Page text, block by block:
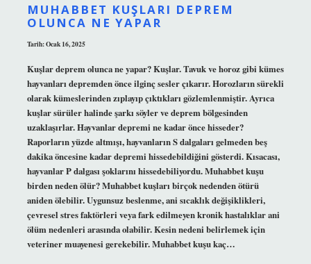
MUHABBET KUŞLARI DEPREM
OLUNCA NE YAPAR
Tarih: Ocak 16, 2025
Kuşlar deprem olunca ne yapar? Kuşlar. Tavuk ve horoz gibi kümes
hayvanları depremden önce ilginç sesler çıkarır. Horozların sürekli
olarak kümeslerinden zıplayıp çıktıkları gözlemlenmiştir. Ayrıca
kuşlar sürüler halinde şarkı söyler ve deprem bölgesinden
uzaklaşırlar. Hayvanlar depremi ne kadar önce hisseder?
Raporların yüzde altmışı, hayvanların S dalgaları gelmeden beş
dakika öncesine kadar depremi hissedebildiğini gösterdi. Kısacası,
hayvanlar P dalgası şoklarını hissedebiliyordu. Muhabbet kuşu
birden neden ölür? Muhabbet kuşları birçok nedenden ötürü
aniden ölebilir. Uygunsuz beslenme, ani sıcaklık değişiklikleri,
çevresel stres faktörleri veya fark edilmeyen kronik hastalıklar ani
ölüm nedenleri arasında olabilir. Kesin nedeni belirlemek için
veteriner muayenesi gerekebilir. Muhabbet kuşu kaç…